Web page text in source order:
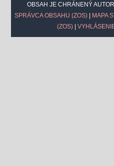
OBSAH JE CHRÁNENÝ
SPRÁVCA OBSAHU (ZOS)
MAPA
(ZOS)